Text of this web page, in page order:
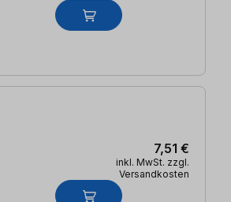
7,51 €
inkl. MwSt. zzgl.
Versandkosten